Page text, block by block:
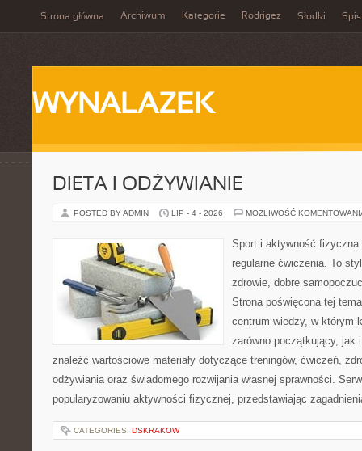
Strona główna Archiwum Kategorie Rodrigez Słodki Spis
WYNALAZEK
DIETA I ODŻYWIANIE
POSTED BY ADMIN LIP - 4 - 2026 MOŻLIWOŚĆ
Sport i aktywność
regularne ćwiczenia. To
zdrowie, dobre
Strona poświęcona tej
centrum wiedzy, w którym
zarówno początkujący, jak
znaleźć wartościowe materiały dotyczące treningów, ćwiczeń,
odżywiania oraz świadomego rozwijania własnej sprawności.
popularyzowaniu aktywności fizycznej, przedstawiając
CATEGORIES: DSKRAKOW